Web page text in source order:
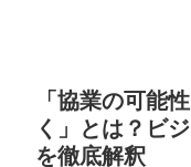
「協業の可能
く」とは？ビ
を徹底解釈